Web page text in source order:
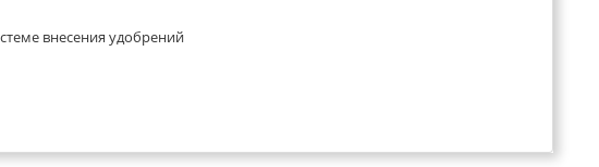
внесения удобрений